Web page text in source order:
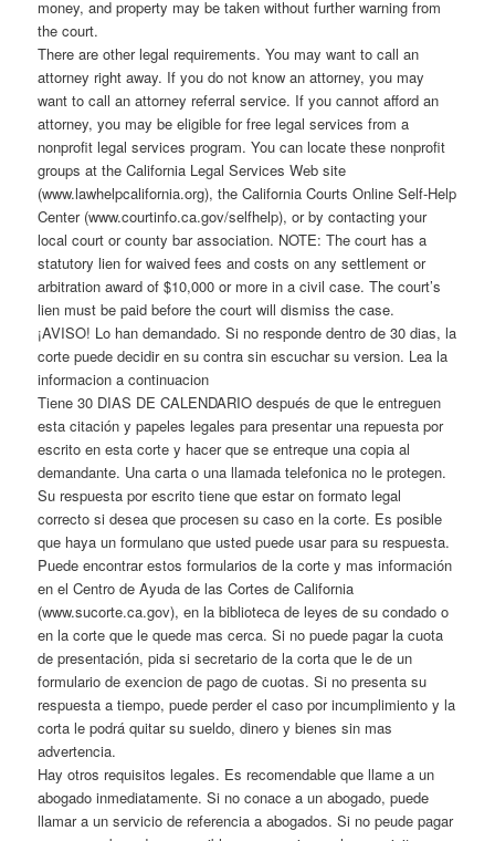
money, and property may be taken without further warning from
the court.
There are other legal requirements. You may want to call an
attorney right away. If you do not know an attorney, you may
want to call an attorney referral service. If you cannot afford an
attorney, you may be eligible for free legal services from a
nonprofit legal services program. You can locate these nonprofit
groups at the California Legal Services Web site
(www.lawhelpcalifornia.org), the California Courts Online Self-Help
Center (www.courtinfo.ca.gov/selfhelp), or by contacting your
local court or county bar association. NOTE: The court has a
statutory lien for waived fees and costs on any settlement or
arbitration award of $10,000 or more in a civil case. The court’s
lien must be paid before the court will dismiss the case.
¡AVISO! Lo han demandado. Si no responde dentro de 30 dias, la
corte puede decidir en su contra sin escuchar su version. Lea la
informacion a continuacion
Tiene 30 DIAS DE CALENDARIO después de que le entreguen
esta citación y papeles legales para presentar una repuesta por
escrito en esta corte y hacer que se entreque una copia al
demandante. Una carta o una llamada telefonica no le protegen.
Su respuesta por escrito tiene que estar on formato legal
correcto si desea que procesen su caso en la corte. Es posible
que haya un formulano que usted puede usar para su respuesta.
Puede encontrar estos formularios de la corte y mas información
en el Centro de Ayuda de las Cortes de California
(www.sucorte.ca.gov), en la biblioteca de leyes de su condado o
en la corte que le quede mas cerca. Si no puede pagar la cuota
de presentación, pida si secretario de la corta que le de un
formulario de exencion de pago de cuotas. Si no presenta su
respuesta a tiempo, puede perder el caso por incumplimiento y la
corta le podrá quitar su sueldo, dinero y bienes sin mas
advertencia.
Hay otros requisitos legales. Es recomendable que llame a un
abogado inmediatamente. Si no conace a un abogado, puede
llamar a un servicio de referencia a abogados. Si no peude pagar